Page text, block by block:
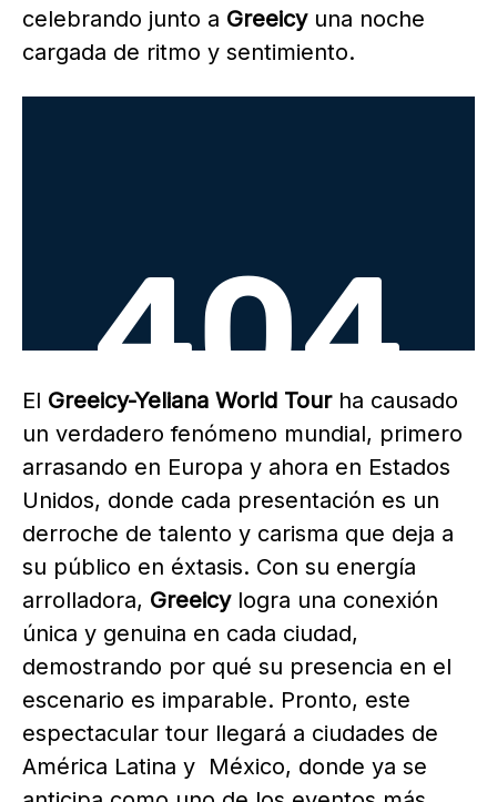
celebrando junto a Greeicyuna noche
cargada de ritmo y sentimiento.
El Greeicy-Yeliana World Tourha causado
un verdadero fenómeno mundial, primero
arrasando en Europa y ahora en Estados
Unidos, donde cada presentación es un
derroche de talento y carisma que deja a
su público en éxtasis. Con su energía
arrolladora, Greeicylogra una conexión
única y genuina en cada ciudad,
demostrando por qué su presencia en el
escenario es imparable. Pronto, este
espectacular tour llegará a ciudades de
América Latina y México, donde ya se